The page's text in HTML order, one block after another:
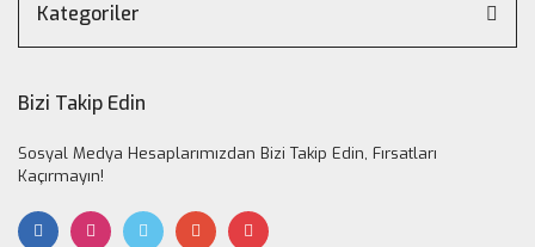
Kategoriler
Bizi Takip Edin
Sosyal Medya Hesaplarımızdan Bizi Takip Edin, Fırsatları
Kaçırmayın!